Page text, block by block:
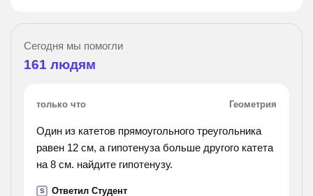
Сегодня мы помогли
161 людям
только что Геометрия
Один из катетов прямоугольного треугольника
равен 12 см, а гипотенуза больше другого катета
на 8 см. найдите гипотенузу.
S Ответил Студент